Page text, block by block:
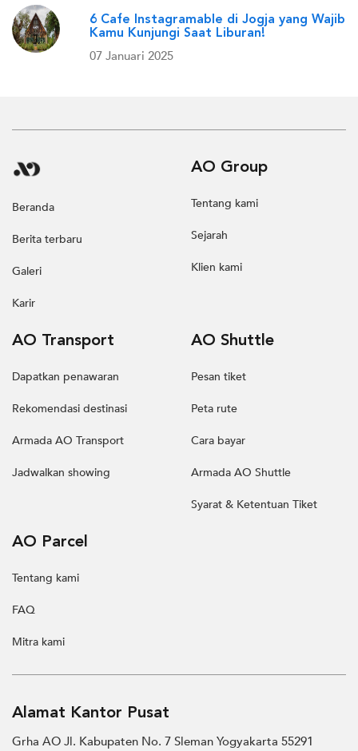
6 Cafe Instagramable di Jogja yang Wajib
Kamu Kunjungi Saat Liburan!
07 Januari 2025
Beranda
Berita terbaru
Galeri
Karir
AO Group
Tentang kami
Sejarah
Klien kami
AO Transport
Dapatkan penawaran
Rekomendasi destinasi
Armada AO Transport
Jadwalkan showing
AO Shuttle
Pesan tiket
Peta rute
Cara bayar
Armada AO Shuttle
Syarat & Ketentuan Tiket
AO Parcel
Tentang kami
FAQ
Mitra kami
Alamat Kantor Pusat
Grha AO Jl. Kabupaten No. 7 Sleman Yogyakarta 55291